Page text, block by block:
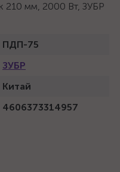
210 мм, 2000 Вт, ЗУБР
ПДП-75
ЗУБР
Китай
4606373314957